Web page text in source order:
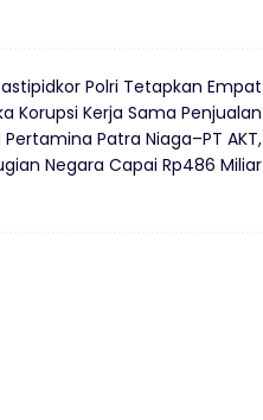
Polri Tetapkan Empat
Korupsi Kerja Sama Penjualan
Pertamina Patra Niaga–PT AKT,
Negara Capai Rp486 Miliar